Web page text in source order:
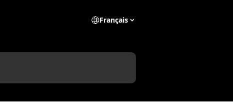
Français